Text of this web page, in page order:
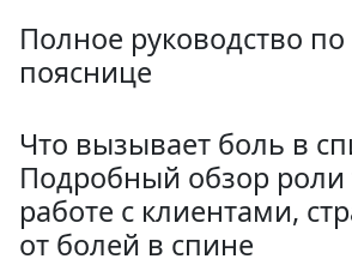
Полное руководство
пояснице
Что вызывает боль в
Подробный обзор роли
работе с клиентами,
от болей в спине